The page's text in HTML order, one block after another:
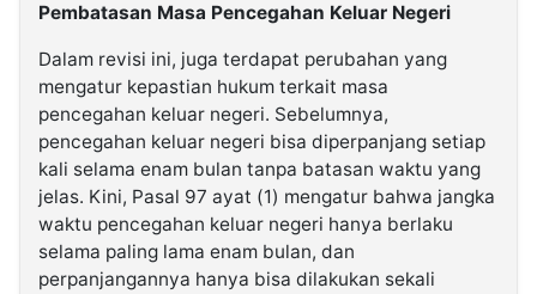
Pembatasan Masa Pencegahan Keluar Negeri
Dalam revisi ini, juga terdapat perubahan yang
mengatur kepastian hukum terkait masa
pencegahan keluar negeri. Sebelumnya,
pencegahan keluar negeri bisa diperpanjang setiap
kali selama enam bulan tanpa batasan waktu yang
jelas. Kini, Pasal 97 ayat (1) mengatur bahwa jangka
waktu pencegahan keluar negeri hanya berlaku
selama paling lama enam bulan, dan
perpanjangannya hanya bisa dilakukan sekali